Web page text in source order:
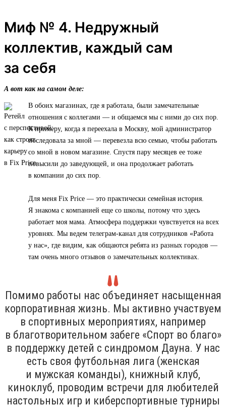
Миф № 4. Недружный
коллектив, каждый сам
за себя
А вот как на самом деле:
В обоих магазинах, где я работала, были замечательные
отношения с коллегами — и общаемся мы с ними до сих пор.
К примеру, когда я переехала в Москву, мой администратор
последовала за мной — перевезла всю семью, чтобы работать
со мной в новом магазине. Спустя пару месяцев ее тоже
повысили до заведующей, и она продолжает работать
в компании до сих пор.
Для меня Fix Price — это практически семейная история.
Я знакома с компанией еще со школы, потому что здесь
работает моя мама. Атмосфера поддержки чувствуется на всех
уровнях. Мы ведем телеграм-канал для сотрудников «Работа
у нас», где видим, как общаются ребята из разных городов —
там очень много отзывов о замечательных коллективах.
Помимо работы нас объединяет насыщенная
корпоративная жизнь. Мы активно участвуем
в спортивных мероприятиях, например
в благотворительном забеге «Спорт во благо»
в поддержку детей с синдромом Дауна. У нас
есть своя футбольная лига (женская
и мужская команды), книжный клуб,
киноклуб, проводим встречи для любителей
настольных игр и киберспортивные турниры